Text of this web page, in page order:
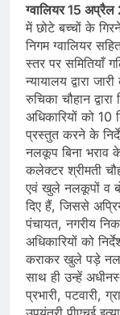
ग्वालियर 15
में छोटे बच्चों के
निगम ग्वालियर
स्तर पर समितियाँ
न्यायालय द्वारा
रुचिका चौहान
अधिकारियों को
प्रस्तुत करने के
नलकूप बिना भराव
कलेक्टर श्रीमती
एवं खुले नलकूपों व
दिए हैं, जिससे
पंचायत, नगरीय
अधिकारियों को
कराकर खुले पड़े
साथ ही उन्हें
प्रभारी, पटवारी,